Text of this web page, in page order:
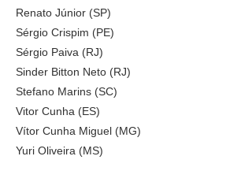
Renato Júnior (SP)
Sérgio Crispim (PE)
Sérgio Paiva (RJ)
Sinder Bitton Neto (RJ)
Stefano Marins (SC)
Vitor Cunha (ES)
Vítor Cunha Miguel (MG)
Yuri Oliveira (MS)